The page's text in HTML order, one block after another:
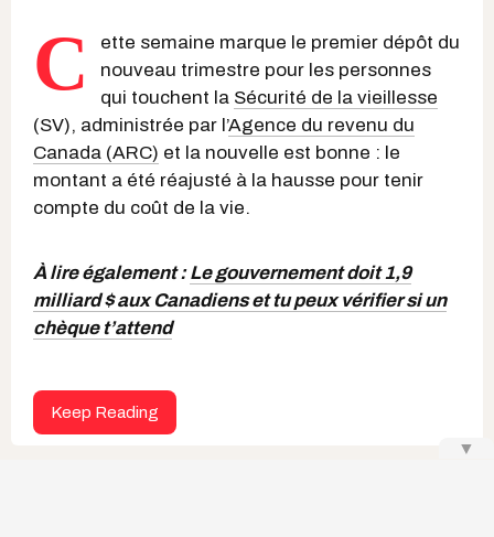
C
ette semaine marque le premier dépôt du
nouveau trimestre pour les personnes
qui touchent la Sécurité de la vieillesse
(SV), administrée par l’Agence du revenu du
Canada (ARC) et la nouvelle est bonne : le
montant a été réajusté à la hausse pour tenir
compte du coût de la vie.
À lire également :Le gouvernement doit 1,9
milliard $ aux Canadiens et tu peux vérifier si un
chèque t’attend
Keep Reading
▼